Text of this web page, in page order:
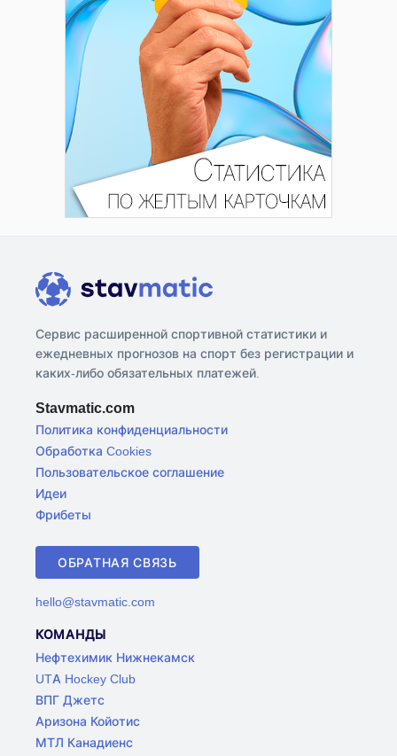
Сервис расширенной спортивной статистики и
ежедневных прогнозов на спорт без регистрации и
каких-либо обязательных платежей.
Stavmatic.com
Политика конфиденциальности
Обработка Cookies
Пользовательское соглашение
Идеи
Фрибеты
ОБРАТНАЯ СВЯЗЬ
hello@stavmatic.com
КОМАНДЫ
Нефтехимик Нижнекамск
UTA Hockey Club
ВПГ Джетс
Аризона Койотис
МТЛ Канадиенс